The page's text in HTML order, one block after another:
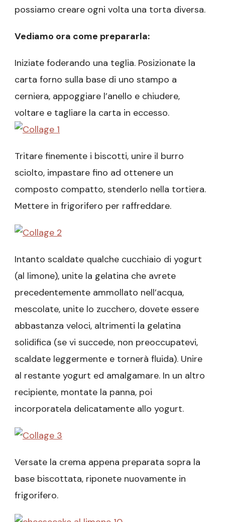
possiamo creare ogni volta una torta diversa.
Vediamo ora come prepararla:
Iniziate foderando una teglia. Posizionate la
carta forno sulla base di uno stampo a
cerniera, appoggiare l’anello e chiudere,
voltare e tagliare la carta in eccesso.
Tritare finemente i biscotti, unire il burro
sciolto, impastare fino ad ottenere un
composto compatto, stenderlo nella tortiera.
Mettere in frigorifero per raffreddare.
Intanto scaldate qualche cucchiaio di yogurt
(al limone), unite la gelatina che avrete
precedentemente ammollato nell’acqua,
mescolate, unite lo zucchero, dovete essere
abbastanza veloci, altrimenti la gelatina
solidifica (se vi succede, non preoccupatevi,
scaldate leggermente e tornerà fluida). Unire
al restante yogurt ed amalgamare. In un altro
recipiente, montate la panna, poi
incorporatela delicatamente allo yogurt.
Versate la crema appena preparata sopra la
base biscottata, riponete nuovamente in
frigorifero.